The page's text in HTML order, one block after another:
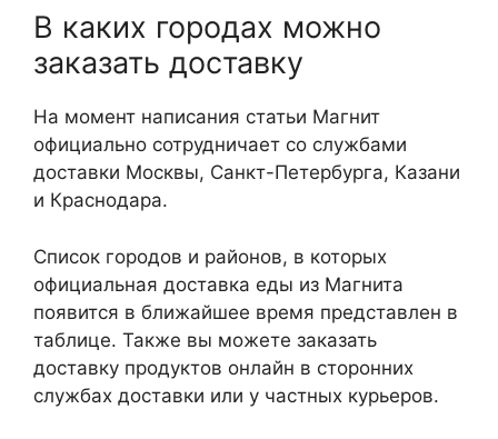
В каких городах можно
заказать доставку
На момент написания статьи Магнит
официально сотрудничает со службами
доставки Москвы, Санкт-Петербурга, Казани
и Краснодара.
Список городов и районов, в которых
официальная доставка еды из Магнита
появится в ближайшее время представлен в
таблице. Также вы можете заказать
доставку продуктов онлайн в сторонних
службах доставки или у частных курьеров.